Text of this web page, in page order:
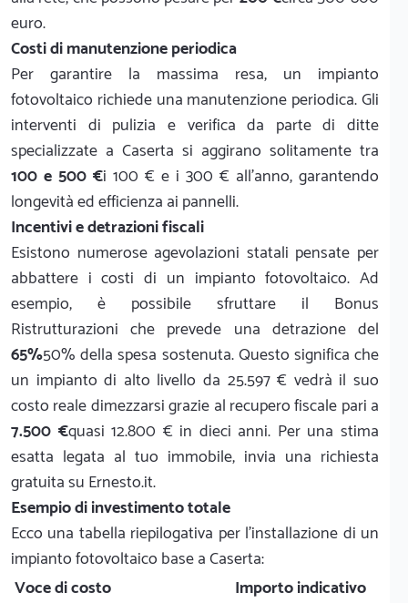
euro.
Costi di manutenzione periodica
Per garantire la massima resa, un impianto
fotovoltaico richiede una manutenzione periodica. Gli
interventi di pulizia e verifica da parte di ditte
specializzate a Caserta si aggirano solitamente tra
100 e 500 €i 100 € e i 300 € all'anno, garantendo
longevità ed efficienza ai pannelli.
Incentivi e detrazioni fiscali
Esistono numerose agevolazioni statali pensate per
abbattere i costi di un impianto fotovoltaico. Ad
esempio, è possibile sfruttare il Bonus
Ristrutturazioni che prevede una detrazione del
65%50% della spesa sostenuta. Questo significa che
un impianto di alto livello da 25.597 € vedrà il suo
costo reale dimezzarsi grazie al recupero fiscale pari a
7.500 €quasi 12.800 € in dieci anni. Per una stima
esatta legata al tuo immobile, invia una richiesta
gratuita su Ernesto.it.
Esempio di investimento totale
Ecco una tabella riepilogativa per l'installazione di un
impianto fotovoltaico base a Caserta:
Voce di costo
Importo indicativo